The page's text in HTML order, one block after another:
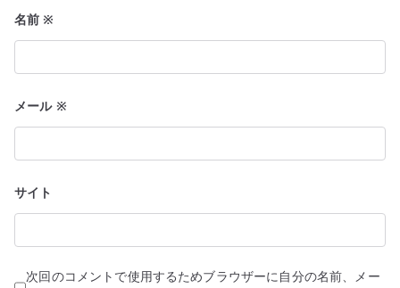
名前※
メール ※
サイト
次回のコメントで使用するためブラウザーに自分の名前、メー